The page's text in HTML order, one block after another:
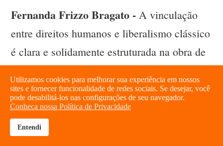
Fernanda Frizzo Bragato - A vinculação
entre direitos humanos e liberalismo clássico
é clara e solidamente estruturada na obra de
Norberto Bobbio , sobretudo em seu clássico
Liberalismo e democracia, em que afirma
que a doutrina dos direitos do homem,
elaborada pela escola do direito natural (ou
brightness_high
Utilizamos cookies para melhorar sua experiência em nossos
sites e fornecer funcionalidade de redes sociais. Se desejar, você
pode desabilitá-los nas configurações de seu navegador.
Conheça nossa Política de Privacidade
Entendi